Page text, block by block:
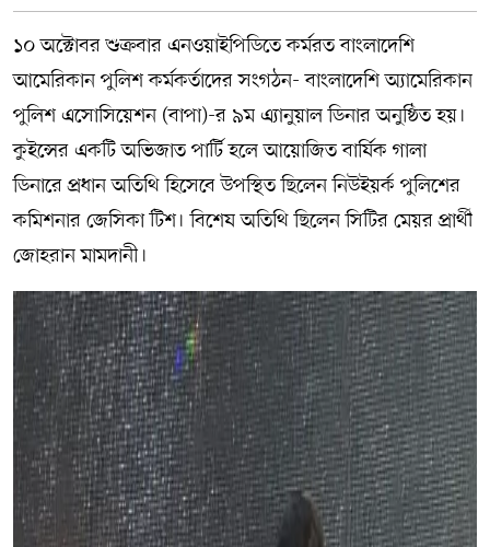
১০ অক্টোবর শুক্রবার এনওয়াইপিডিতে কর্মরত বাংলাদেশি
আমেরিকান পুলিশ কর্মকর্তাদের সংগঠন- বাংলাদেশি অ্যামেরিকান
পুলিশ এসোসিয়েশন (বাপা)-র ৯ম এ্যানুয়াল ডিনার অনুষ্ঠিত হয়।
কুইন্সের একটি অভিজাত পার্টি হলে আয়োজিত বার্ষিক গালা
ডিনারে প্রধান অতিথি হিসেবে উপস্থিত ছিলেন নিউইয়র্ক পুলিশের
কমিশনার জেসিকা টিশ। বিশেষ অতিথি ছিলেন সিটির মেয়র প্রার্থী
জোহরান মামদানী।